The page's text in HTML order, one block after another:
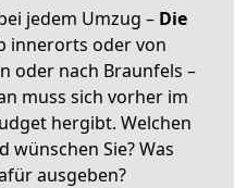
jedem Umzug – Die
innerorts oder von
oder nach Braunfels –
muss sich vorher im
hergibt. Welchen
wünschen Sie? Was
ausgeben?